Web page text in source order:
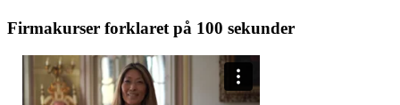
Firmakurser forklaret på 100 sekunder